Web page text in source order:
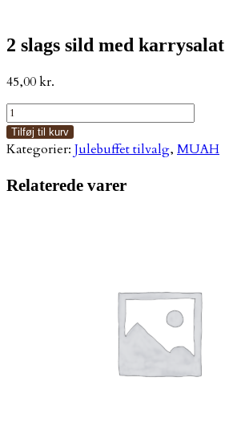
2 slags sild med karrysalat
45,00kr.
2
slags
sild
karrysalat
Tilføj til kurv
Kategorier: Julebuffet tilvalg, MUAH
Relaterede varer